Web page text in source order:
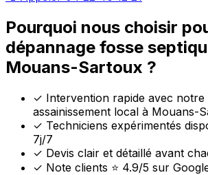
Pourquoi nous choisir
dépannage fosse
Mouans-Sartoux ?
✓ Intervention rapide avec notre
assainissement local à Mouans-
✓ Techniciens expérimentés
7j/7
✓ Devis clair et détaillé avant
✓ Note clients ⭐ 4.9/5 sur